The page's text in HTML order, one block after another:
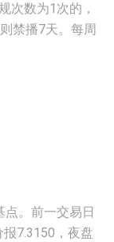
次数为1次的，
禁播7天。每周
点。前一交易日
7.3150，夜盘